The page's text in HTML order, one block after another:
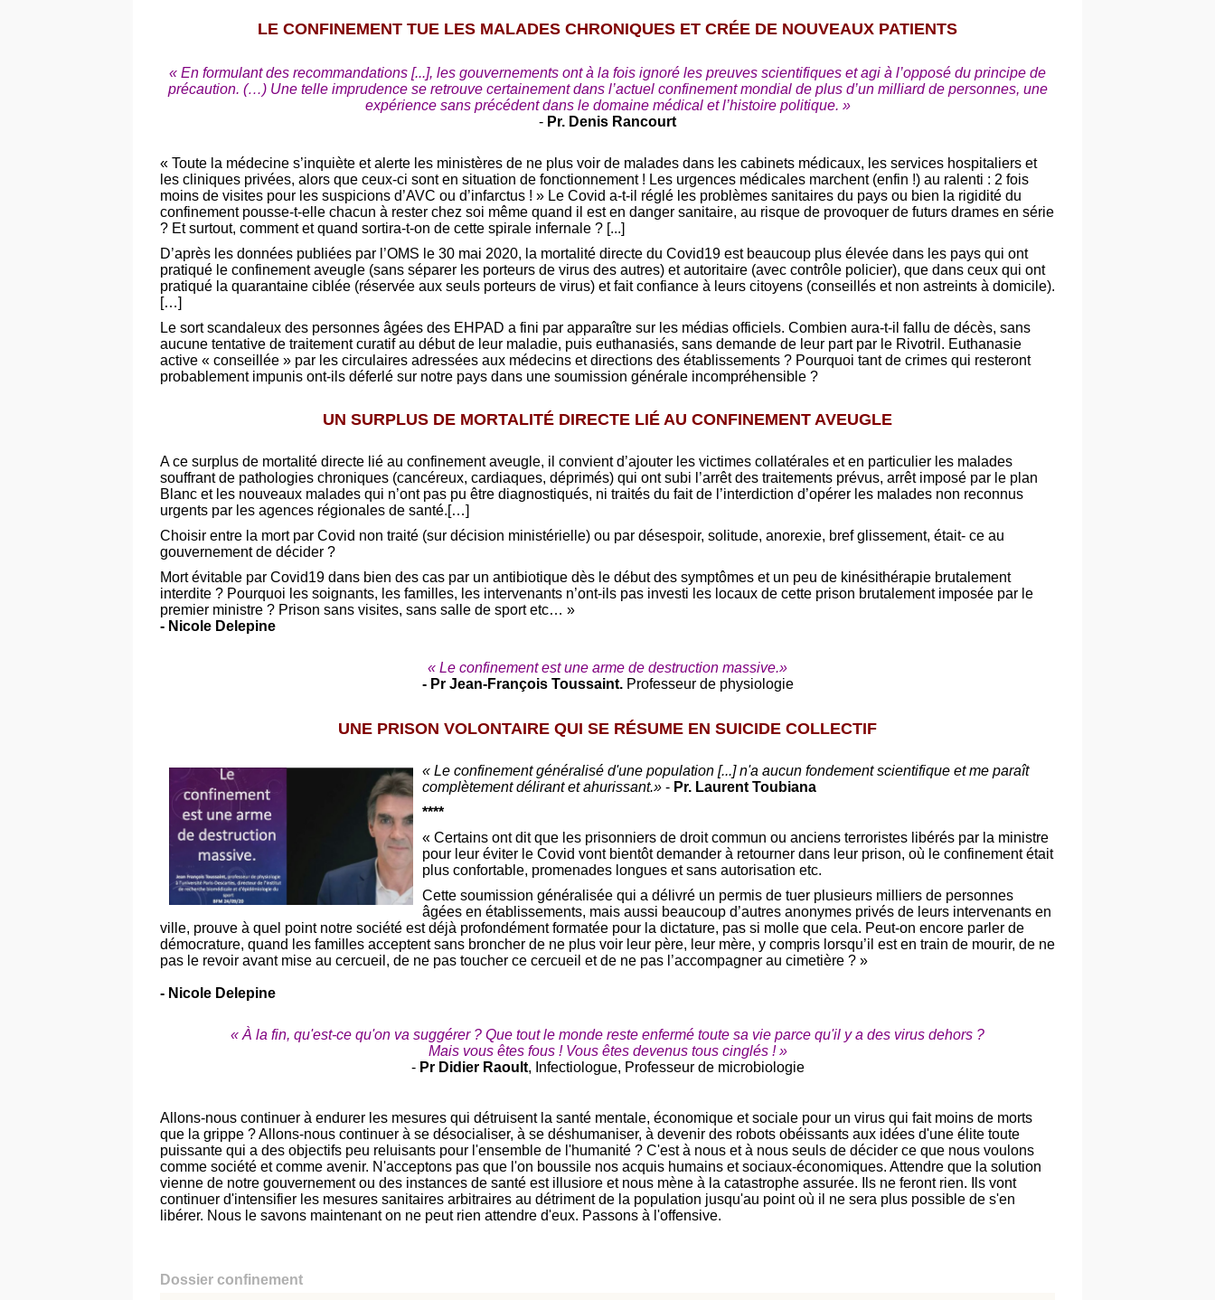
LE CONFINEMENT TUE LES MALADES CHRONIQUES ET CRÉE DE NOUVEAUX PATIENTS
« En formulant des recommandations [...], les gouvernements ont à la fois ignoré les preuves scientifiques et agi à l’opposé du principe de
précaution. (…) Une telle imprudence se retrouve certainement dans l’actuel confinement mondial de plus d’un milliard de personnes, une
expérience sans précédent dans le domaine médical et l’histoire politique. »
- Pr. Denis Rancourt
« Toute la médecine s’inquiète et alerte les ministères de ne plus voir de malades dans les cabinets médicaux, les services hospitaliers et
les cliniques privées, alors que ceux-ci sont en situation de fonctionnement ! Les urgences médicales marchent (enfin !) au ralenti : 2 fois
moins de visites pour les suspicions d’AVC ou d’infarctus ! » Le Covid a-t-il réglé les problèmes sanitaires du pays ou bien la rigidité du
confinement pousse-t-elle chacun à rester chez soi même quand il est en danger sanitaire, au risque de provoquer de futurs drames en série
? Et surtout, comment et quand sortira-t-on de cette spirale infernale ? [...]
D’après les données publiées par l’OMS le 30 mai 2020, la mortalité directe du Covid19 est beaucoup plus élevée dans les pays qui ont
pratiqué le confinement aveugle (sans séparer les porteurs de virus des autres) et autoritaire (avec contrôle policier), que dans ceux qui ont
pratiqué la quarantaine ciblée (réservée aux seuls porteurs de virus) et fait confiance à leurs citoyens (conseillés et non astreints à domicile).
[…]
Le sort scandaleux des personnes âgées des EHPAD a fini par apparaître sur les médias officiels. Combien aura-t-il fallu de décès, sans
aucune tentative de traitement curatif au début de leur maladie, puis euthanasiés, sans demande de leur part par le Rivotril. Euthanasie
active « conseillée » par les circulaires adressées aux médecins et directions des établissements ? Pourquoi tant de crimes qui resteront
probablement impunis ont-ils déferlé sur notre pays dans une soumission générale incompréhensible ?
UN SURPLUS DE MORTALITÉ DIRECTE LIÉ AU CONFINEMENT AVEUGLE
A ce surplus de mortalité directe lié au confinement aveugle, il convient d’ajouter les victimes collatérales et en particulier les malades
souffrant de pathologies chroniques (cancéreux, cardiaques, déprimés) qui ont subi l’arrêt des traitements prévus, arrêt imposé par le plan
Blanc et les nouveaux malades qui n’ont pas pu être diagnostiqués, ni traités du fait de l’interdiction d’opérer les malades non reconnus
urgents par les agences régionales de santé.[…]
Choisir entre la mort par Covid non traité (sur décision ministérielle) ou par désespoir, solitude, anorexie, bref glissement, était- ce au
gouvernement de décider ?
Mort évitable par Covid19 dans bien des cas par un antibiotique dès le début des symptômes et un peu de kinésithérapie brutalement
interdite ? Pourquoi les soignants, les familles, les intervenants n’ont-ils pas investi les locaux de cette prison brutalement imposée par le
premier ministre ? Prison sans visites, sans salle de sport etc… »
- Nicole Delepine
« Le confinement est une arme de destruction massive.»
- Pr Jean-François Toussaint.Professeur de physiologie
UNE PRISON VOLONTAIRE QUI SE RÉSUME EN SUICIDE COLLECTIF
« Le confinement généralisé d'une population [...] n'a aucun fondement scientifique et me paraît
complètement délirant et ahurissant.» - Pr. Laurent Toubiana
****
« Certains ont dit que les prisonniers de droit commun ou anciens terroristes libérés par la ministre
pour leur éviter le Covid vont bientôt demander à retourner dans leur prison, où le confinement était
plus confortable, promenades longues et sans autorisation etc.
Cette soumission généralisée qui a délivré un permis de tuer plusieurs milliers de personnes
âgées en établissements, mais aussi beaucoup d’autres anonymes privés de leurs intervenants en
ville, prouve à quel point notre société est déjà profondément formatée pour la dictature, pas si molle que cela. Peut-on encore parler de
démocrature, quand les familles acceptent sans broncher de ne plus voir leur père, leur mère, y compris lorsqu’il est en train de mourir, de ne
pas le revoir avant mise au cercueil, de ne pas toucher ce cercueil et de ne pas l’accompagner au cimetière ? »
- Nicole Delepine
« À la fin, qu'est-ce qu'on va suggérer ? Que tout le monde reste enfermé toute sa vie parce qu'il y a des virus dehors ?
Mais vous êtes fous ! Vous êtes devenus tous cinglés ! »
- Pr Didier Raoult, Infectiologue, Professeur de microbiologie
Allons-nous continuer à endurer les mesures qui détruisent la santé mentale, économique et sociale pour un virus qui fait moins de morts
que la grippe ? Allons-nous continuer à se désocialiser, à se déshumaniser, à devenir des robots obéissants aux idées d'une élite toute
puissante qui a des objectifs peu reluisants pour l'ensemble de l'humanité ? C'est à nous et à nous seuls de décider ce que nous voulons
comme société et comme avenir. N'acceptons pas que l'on boussile nos acquis humains et sociaux-économiques. Attendre que la solution
vienne de notre gouvernement ou des instances de santé est illusiore et nous mène à la catastrophe assurée. Ils ne feront rien. Ils vont
continuer d'intensifier les mesures sanitaires arbitraires au détriment de la population jusqu'au point où il ne sera plus possible de s'en
libérer. Nous le savons maintenant on ne peut rien attendre d'eux. Passons à l'offensive.
Dossier confinement